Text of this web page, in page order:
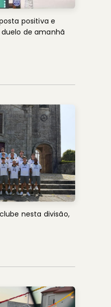
positiva e
de amanhã
nesta divisão,